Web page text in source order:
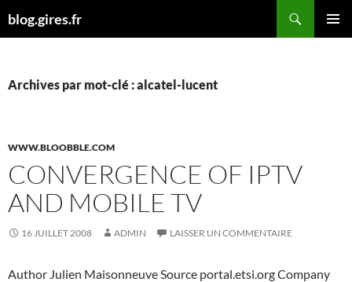
aublog.gires.fr
Archives par mot-clé : alcatel-lucent
WWW.BLOOBBLE.COM
CONVERGENCE OF IPTV
AND MOBILE TV
16 JUILLET 2008 ADMIN LAISSER UN COMMENTAIRE
Author Julien Maisonneuve Source portal.etsi.org Company